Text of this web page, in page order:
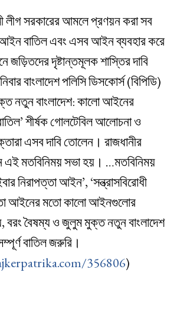
লীগ সরকারের আমলে প্রণয়ন করা সব
বাতিল এবং এসব আইন ব্যবহার করে
জড়িতদের দৃষ্টান্তমূলক শাস্তির দাবি
বাংলাদেশ পলিসি ডিসকোর্স (বিপিডি)
নতুন বাংলাদেশ: কালো আইনের
শীর্ষক গোলটেবিল আলোচনা ও
এসব দাবি তোলেন। রাজধানীর
এই মতবিনিময় সভা হয়। …মতবিনিময়
নিরাপত্তা আইন’, ‘সন্ত্রাসবিরোধী
আইনের মতো কালো আইনগুলোর
বরং বৈষম্য ও জুলুম মুক্ত নতুন বাংলাদেশ
বাতিল জরুরি।
356806)